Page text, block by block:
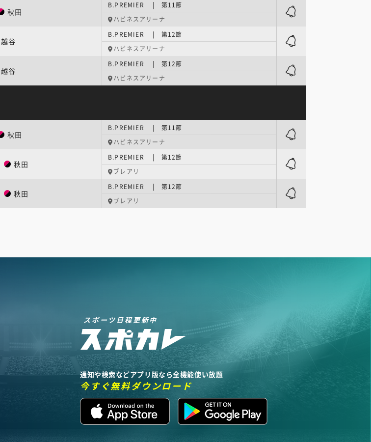
秋田
B.PREMIER | 第11節
ハピネスアリーナ
越谷
B.PREMIER | 第12節
ハピネスアリーナ
越谷
B.PREMIER | 第12節
ハピネスアリーナ
秋田
B.PREMIER | 第11節
ハピネスアリーナ
秋田
B.PREMIER | 第12節
ブレアリ
秋田
B.PREMIER | 第12節
ブレアリ
スポーツ日程更新中
通知や検索などアプリ版なら全機能使い放題
今すぐ無料ダウンロード